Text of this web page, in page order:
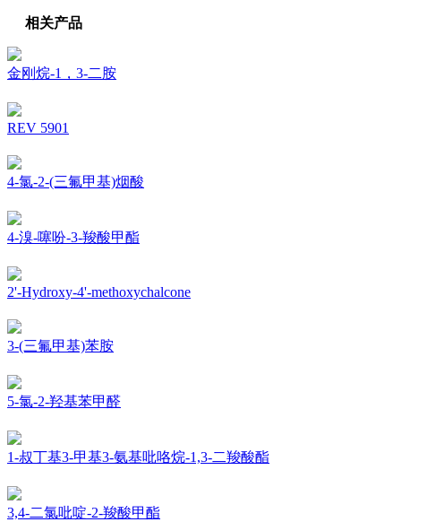
相关产品
金刚烷-1，3-二胺
REV 5901
4-氯-2-(三氟甲基)烟酸
4-溴-噻吩-3-羧酸甲酯
2'-Hydroxy-4'-methoxychalcone
3-(三氟甲基)苯胺
5-氯-2-羟基苯甲醛
1-叔丁基3-甲基3-氨基吡咯烷-1,3-二羧酸酯
3,4-二氯吡啶-2-羧酸甲酯